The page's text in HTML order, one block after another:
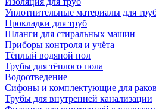
Уплотнительные материалы для
Прокладки для труб
Шланги для стиральных машин
Приборы контроля и учёта
Тёплый водяной пол
Трубы для тёплого пола
Водоотведение
Сифоны и комплектующие для
Трубы для внутренней канализации